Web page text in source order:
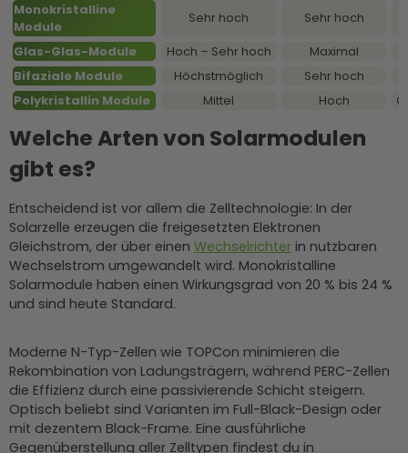
Monokristalline
Module
Sehr hoch Sehr hoch
Glas-Glas-Module
Hoch – Sehr hoch
Maximal
Bifaziale Module
Höchstmöglich
Sehr hoch
Polykristallin Module
Mittel Hoch
Welche Arten von Solarmodulen
gibt es?
Entscheidend ist vor allem die Zelltechnologie: In der
Solarzelle erzeugen die freigesetzten Elektronen
Gleichstrom, der über einen Wechselrichter in nutzbaren
Wechselstrom umgewandelt wird. Monokristalline
Solarmodule haben einen Wirkungsgrad von 20 % bis 24 %
und sind heute Standard.
Moderne N-Typ-Zellen wie TOPCon minimieren die
Rekombination von Ladungsträgern, während PERC-Zellen
die Effizienz durch eine passivierende Schicht steigern.
Optisch beliebt sind Varianten im Full-Black-Design oder
mit dezentem Black-Frame. Eine ausführliche
Gegenüberstellung aller Zelltypen findest du in